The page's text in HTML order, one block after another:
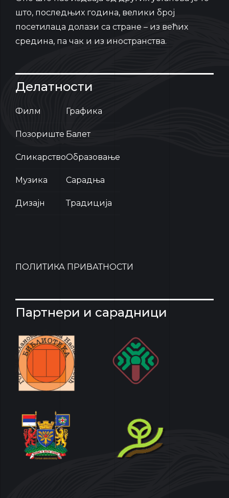
што, последњих година, велики број
посетилаца долази са стране – из већих
средина, па чак и из иностранства.
Делатности
Филм
Позориште
Сликарство
Музика
Дизајн
Графика
Балет
Образовање
Сарадња
Традиција
ПОЛИТИКА ПРИВАТНОСТИ
Партнери и сарадници